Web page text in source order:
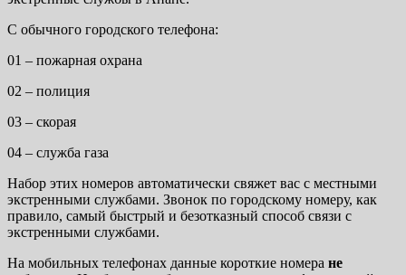
С обычного городского телефона:
01 – пожарная охрана
02 – полиция
03 – скорая
04 – служба газа
Набор этих номеров автоматически свяжет вас с местными
экстренными службами. Звонок по городскому номеру, как
правило, самый быстрый и безотказный способ связи с
экстренными службами.
На мобильных телефонах данные короткие номера не